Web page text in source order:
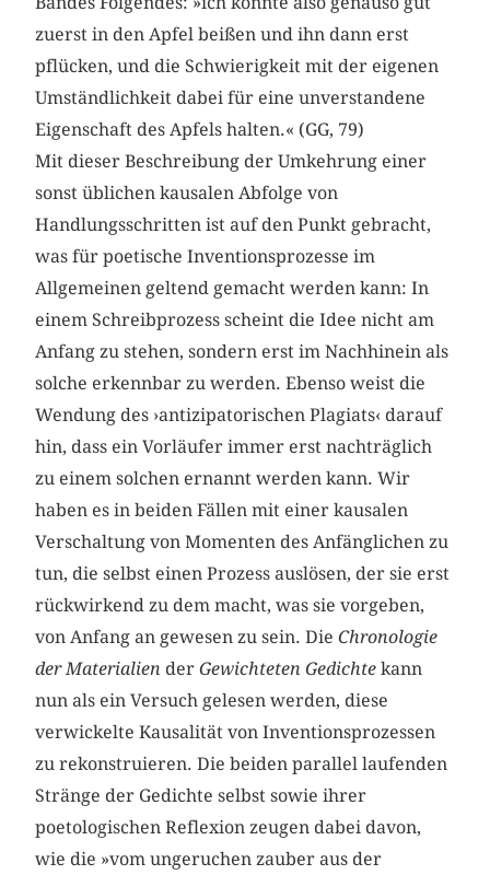
zuerst in den Apfel beißen und ihn dann erst
pflücken, und die Schwierigkeit mit der eigenen
Umständlichkeit dabei für eine unverstandene
Eigenschaft des Apfels halten.« (GG, 79)
Mit dieser Beschreibung der Umkehrung einer
sonst üblichen kausalen Abfolge von
Handlungsschritten ist auf den Punkt gebracht,
was für poetische Inventionsprozesse im
Allgemeinen geltend gemacht werden kann: In
einem Schreibprozess scheint die Idee nicht am
Anfang zu stehen, sondern erst im Nachhinein als
solche erkennbar zu werden. Ebenso weist die
Wendung des ›antizipatorischen Plagiats‹ darauf
hin, dass ein Vorläufer immer erst nachträglich
zu einem solchen ernannt werden kann. Wir
haben es in beiden Fällen mit einer kausalen
Verschaltung von Momenten des Anfänglichen zu
tun, die selbst einen Prozess auslösen, der sie erst
rückwirkend zu dem macht, was sie vorgeben,
von Anfang an gewesen zu sein. DieChronologie
der Materialien derGewichteten Gedichte kann
nun als ein Versuch gelesen werden, diese
verwickelte Kausalität von Inventionsprozessen
zu rekonstruieren. Die beiden parallel laufenden
Stränge der Gedichte selbst sowie ihrer
poetologischen Reflexion zeugen dabei davon,
wie die »vom ungeruchen zauber aus der